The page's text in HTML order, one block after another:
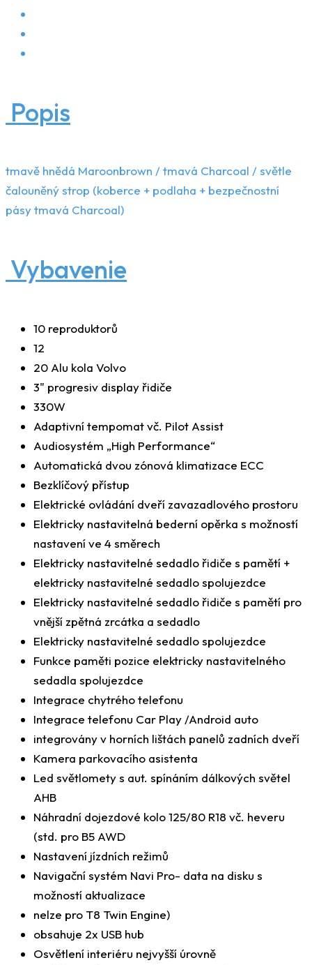
Popis
tmavě hnědá Maroonbrown / tmavá Charcoal / světle
čalouněný strop (koberce + podlaha + bezpečnostní
pásy tmavá Charcoal)
Vybavenie
10 reproduktorů
12
20 Alu kola Volvo
3" progresiv display řidiče
330W
Adaptivní tempomat vč. Pilot Assist
Audiosystém „High Performance“
Automatická dvou zónová klimatizace ECC
Bezklíčový přístup
Elektrické ovládání dveří zavazadlového prostoru
Elektricky nastavitelná bederní opěrka s možností
nastavení ve 4 směrech
Elektricky nastavitelné sedadlo řidiče s pamětí +
elektricky nastavitelné sedadlo spolujezdce
Elektricky nastavitelné sedadlo řidiče s pamětí pro
vnější zpětná zrcátka a sedadlo
Elektricky nastavitelné sedadlo spolujezdce
Funkce paměti pozice elektricky nastavitelného
sedadla spolujezdce
Integrace chytrého telefonu
Integrace telefonu Car Play /Android auto
integrovány v horních lištách panelů zadních dveří
Kamera parkovacího asistenta
Led světlomety s aut. spínáním dálkových světel
AHB
Náhradní dojezdové kolo 125/80 R18 vč. heveru
(std. pro B5 AWD
Nastavení jízdních režimů
Navigační systém Navi Pro- data na disku s
možností aktualizace
nelze pro T8 Twin Engine)
obsahuje 2x USB hub
Osvětlení interiéru nejvyšší úrovně